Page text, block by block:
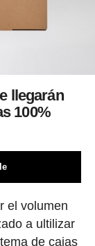
llegarán
100%
el volumen
a ultilizar
de cajas